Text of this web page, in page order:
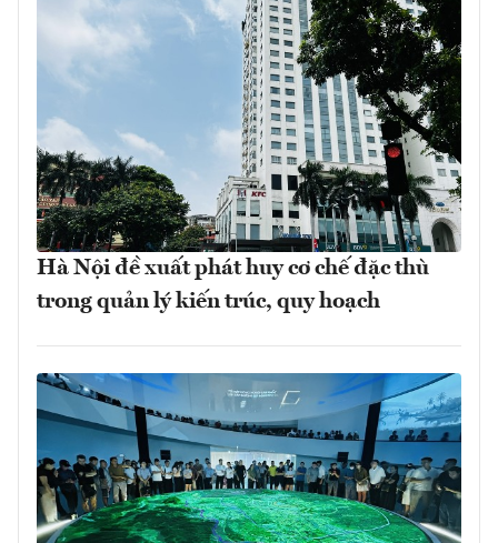
Hà Nội đề xuất phát huy cơ chế đặc thù
trong quản lý kiến trúc, quy hoạch